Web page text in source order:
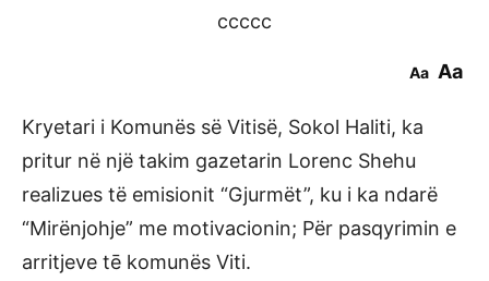
ccccc
Aa Aa
Kryetari i Komunës së Vitisë, Sokol Haliti, ka
pritur në një takim gazetarin Lorenc Shehu
realizues të emisionit “Gjurmët”, ku i ka ndarë
“Mirënjohje” me motivacionin; Për pasqyrimin e
arritjeve tē komunës Viti.